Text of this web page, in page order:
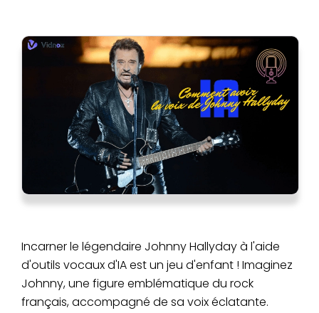
Incarner le légendaire Johnny Hallyday à l'aide
d'outils vocaux d'IA est un jeu d'enfant ! Imaginez
Johnny, une figure emblématique du rock
français, accompagné de sa voix éclatante.